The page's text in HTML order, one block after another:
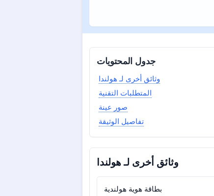
جدول المحتويات
وثائق أخرى لـ هولندا
المتطلبات التقنية
صور عينة
تفاصيل الوثيقة
وثائق أخرى لـ هولندا
بطاقة هوية هولندية